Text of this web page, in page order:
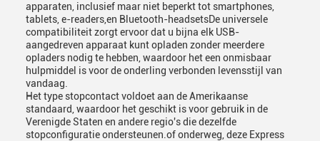
apparaten, inclusief maar niet beperkt tot smartphones,
tablets, e-readers,en Bluetooth-headsetsDe universele
compatibiliteit zorgt ervoor dat u bijna elk USB-
aangedreven apparaat kunt opladen zonder meerdere
opladers nodig te hebben, waardoor het een onmisbaar
hulpmiddel is voor de onderling verbonden levensstijl van
vandaag.
Het type stopcontact voldoet aan de Amerikaanse
standaard, waardoor het geschikt is voor gebruik in de
Verenigde Staten en andere regio's die dezelfde
stopconfiguratie ondersteunen.of onderweg, deze Express